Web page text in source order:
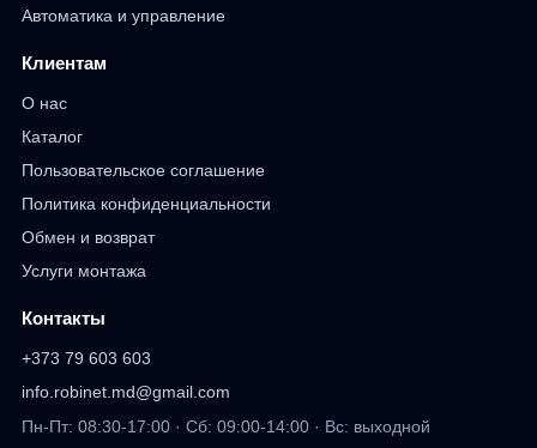
Автоматика и управление
Клиентам
О нас
Каталог
Пользовательское соглашение
Политика конфиденциальности
Обмен и возврат
Услуги монтажа
Контакты
+373 79 603 603
info.robinet.md@gmail.com
Пн-Пт: 08:30-17:00 · Сб: 09:00-14:00 · Вс: выходной